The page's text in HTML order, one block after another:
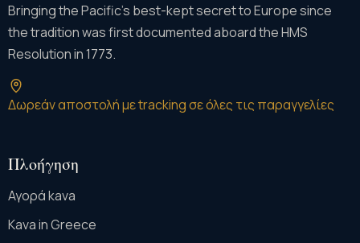
Bringing the Pacific's best-kept secret to Europe since
the tradition was first documented aboard the HMS
Resolution in 1773.
Δωρεάν αποστολή με tracking σε όλες τις παραγγελίες
Πλοήγηση
Αγορά kava
Kava in Greece